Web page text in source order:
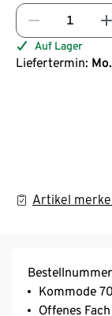
Auf Lager
Liefertermin:
Artikel
Kommode
Offenes